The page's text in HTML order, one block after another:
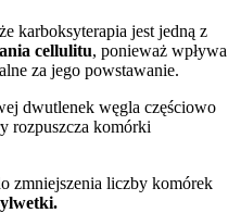
karboksyterapia jest jedną z
cellulitu, ponieważ wpływa
za jego powstawanie.
dwutlenek węgla częściowo
rozpuszcza komórki
zmniejszenia liczby komórek